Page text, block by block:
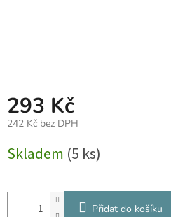
293 Kč
242 Kč bez DPH
cena:
Skladem (5 ks)
Přidat do košíku